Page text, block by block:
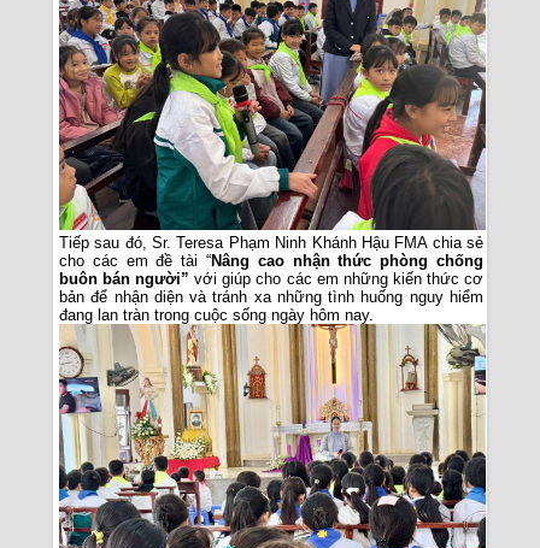
Tiếp sau đó, Sr. Teresa Phạm Ninh Khánh Hậu FMA chia sẻ
cho các em đề tài “Nâng cao nhận thức phòng chống
buôn bán người”với giúp cho các em những kiến thức cơ
bản để nhận diện và tránh xa những tình huống nguy hiểm
đang lan tràn trong cuộc sống ngày hôm nay.